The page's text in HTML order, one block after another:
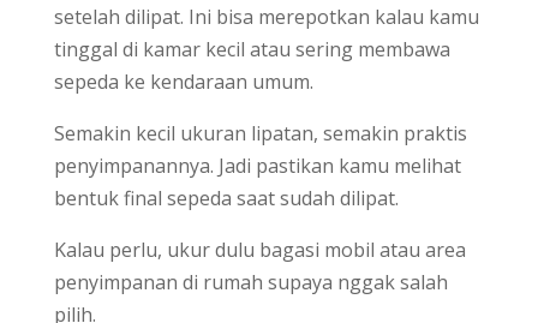
setelah dilipat. Ini bisa merepotkan kalau kamu
tinggal di kamar kecil atau sering membawa
sepeda ke kendaraan umum.
Semakin kecil ukuran lipatan, semakin praktis
penyimpanannya. Jadi pastikan kamu melihat
bentuk final sepeda saat sudah dilipat.
Kalau perlu, ukur dulu bagasi mobil atau area
penyimpanan di rumah supaya nggak salah
pilih.